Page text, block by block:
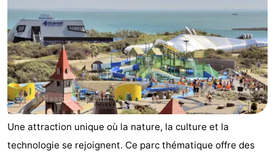
Une attraction unique où la nature, la culture et la
technologie se rejoignent. Ce parc thématique offre des